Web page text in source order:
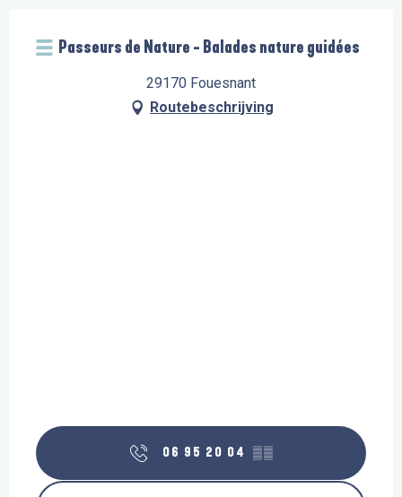
Passeurs de Nature - Balades nature guidées
29170 Fouesnant
Routebeschrijving
06 95 20 04 ▒▒